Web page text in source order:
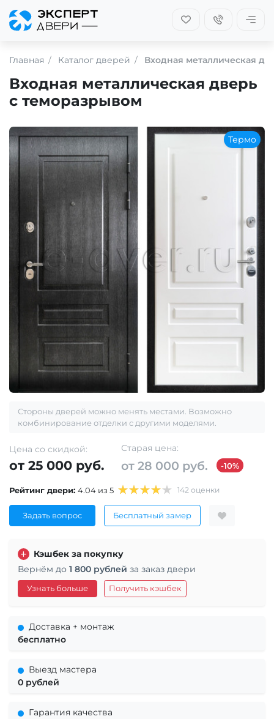
Главная Каталог дверей Входная металлическая
Входная металлическая дверь
с теморазрывом
Термо
Стороны дверей можно менять местами. Возможно
комбинирование отделки с другими моделями.
Цена со скидкой:
от 25 000 руб.
Старая цена:
от 28 000 руб. -10%
Рейтинг двери: 4.04 из 5 142 оценки
Задать вопрос Бесплатный замер
Кэшбек за покупку
Вернём до 1 800 рублей за заказ двери
Узнать больше Получить кэшбек
Доставка + монтаж
бесплатно
Выезд мастера
0 рублей
Гарантия качества